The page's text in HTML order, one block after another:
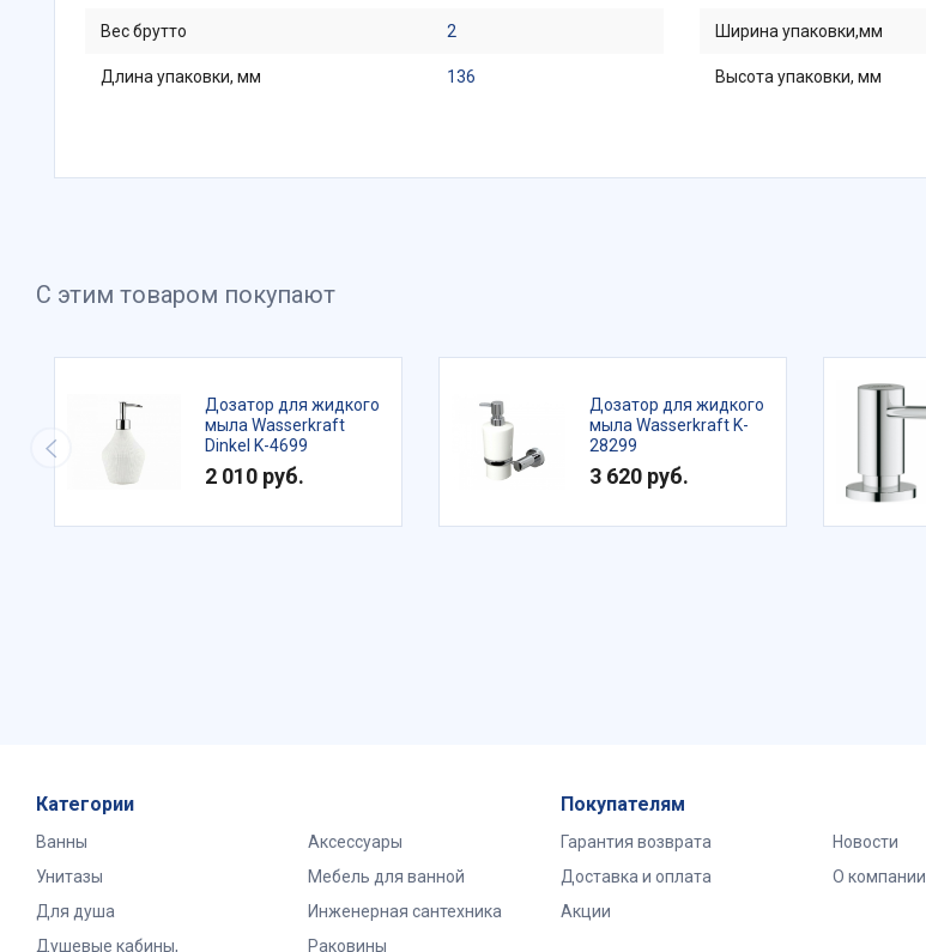
Вес брутто 2
Длина упаковки, мм 136
Ширина упаковки,мм
Высота упаковки, мм
С этим товаром покупают
Дозатор для жидкого
мыла Wasserkraft
Dinkel K-4699
2 010 руб.
Дозатор для жидкого
мыла Wasserkraft K-
28299
3 620 руб.
Категории
Ванны
Унитазы
Для душа
Душевые кабины,
Аксессуары
Мебель для ванной
Инженерная сантехника
Раковины
Покупателям
Гарантия возврата
Доставка и оплата
Акции
Новости
О компании